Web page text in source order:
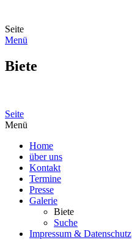
Seite
Menü
Biete
Seite
Menü
Home
über uns
Kontakt
Termine
Presse
Galerie
Biete
Suche
Impressum & Datenschutz